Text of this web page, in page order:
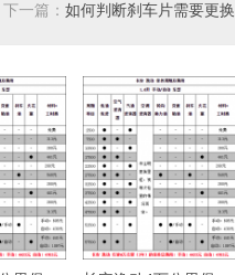
下一篇： 如何判断刹车片需要更换